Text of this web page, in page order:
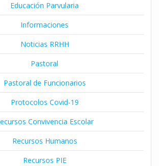
Educación Parvularia
Informaciones
Noticias RRHH
Pastoral
Pastoral de Funcionarios
Protocolos Covid-19
Convivencia Escolar
Recursos Humanos
Recursos PIE